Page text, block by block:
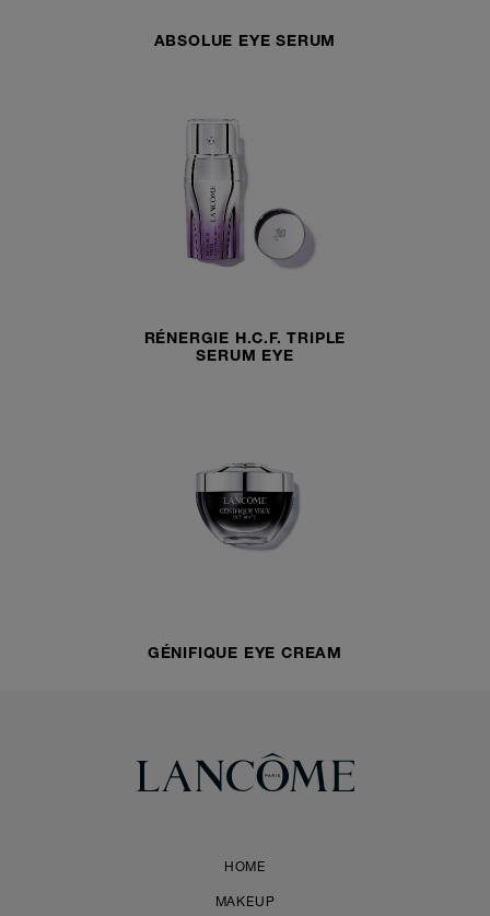
ABSOLUE EYE SERUM
RÉNERGIE H.C.F. TRIPLE
SERUM EYE
GÉNIFIQUE EYE CREAM
HOME
MAKEUP